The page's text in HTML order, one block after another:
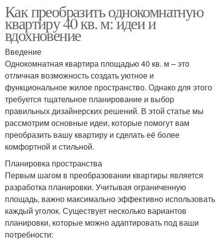
Как преобразить однокомнатную
квартиру 40 кв. м: идеи и
вдохновение
Введение
Однокомнатная квартира площадью 40 кв. м – это
отличная возможность создать уютное и
функциональное жилое пространство. Однако для этого
требуется тщательное планирование и выбор
правильных дизайнерских решений. В этой статье мы
рассмотрим основные идеи, которые помогут вам
преобразить вашу квартиру и сделать её более
комфортной и стильной.
Планировка пространства
Первым шагом в преобразовании квартиры является
разработка планировки. Учитывая ограниченную
площадь, важно максимально эффективно использовать
каждый уголок. Существует несколько вариантов
планировки, которые можно адаптировать под ваши
потребности: